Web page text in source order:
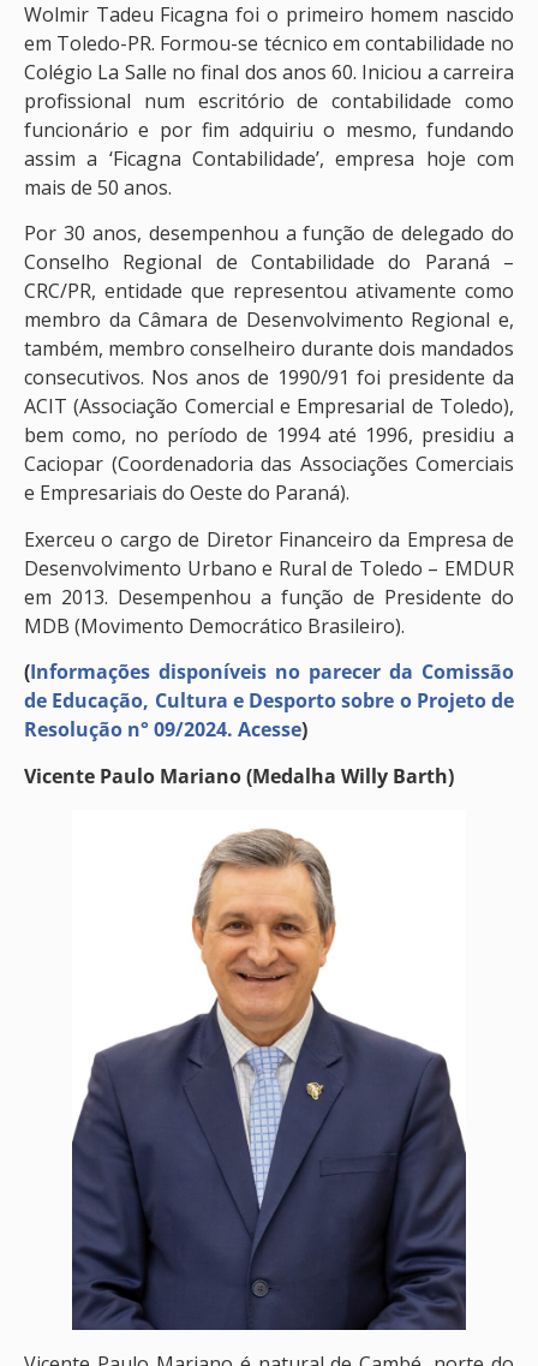
Wolmir Tadeu Ficagna foi o primeiro homem nascido
em Toledo-PR. Formou-se técnico em contabilidade no
Colégio La Salle no final dos anos 60. Iniciou a carreira
profissional num escritório de contabilidade como
funcionário e por fim adquiriu o mesmo, fundando
assim a ‘Ficagna Contabilidade’, empresa hoje com
mais de 50 anos.
Por 30 anos, desempenhou a função de delegado do
Conselho Regional de Contabilidade do Paraná –
CRC/PR, entidade que representou ativamente como
membro da Câmara de Desenvolvimento Regional e,
também, membro conselheiro durante dois mandados
consecutivos. Nos anos de 1990/91 foi presidente da
ACIT (Associação Comercial e Empresarial de Toledo),
bem como, no período de 1994 até 1996, presidiu a
Caciopar (Coordenadoria das Associações Comerciais
e Empresariais do Oeste do Paraná).
Exerceu o cargo de Diretor Financeiro da Empresa de
Desenvolvimento Urbano e Rural de Toledo – EMDUR
em 2013. Desempenhou a função de Presidente do
MDB (Movimento Democrático Brasileiro).
(Informações disponíveis no parecer da Comissão
de Educação, Cultura e Desporto sobre o Projeto de
Resolução n° 09/2024. Acesse)
Vicente Paulo Mariano (Medalha Willy Barth)